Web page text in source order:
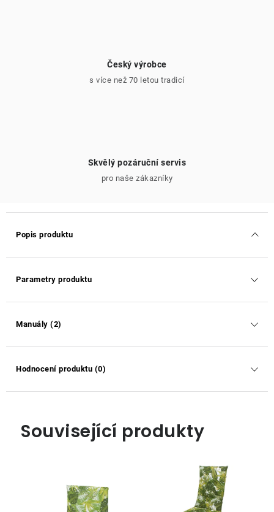
Český výrobce
s více než 70 letou tradicí
Skvělý pozáruční servis
pro naše zákazníky
Popis produktu
Parametry produktu
Manuály (2)
Hodnocení produktu (0)
Související produkty